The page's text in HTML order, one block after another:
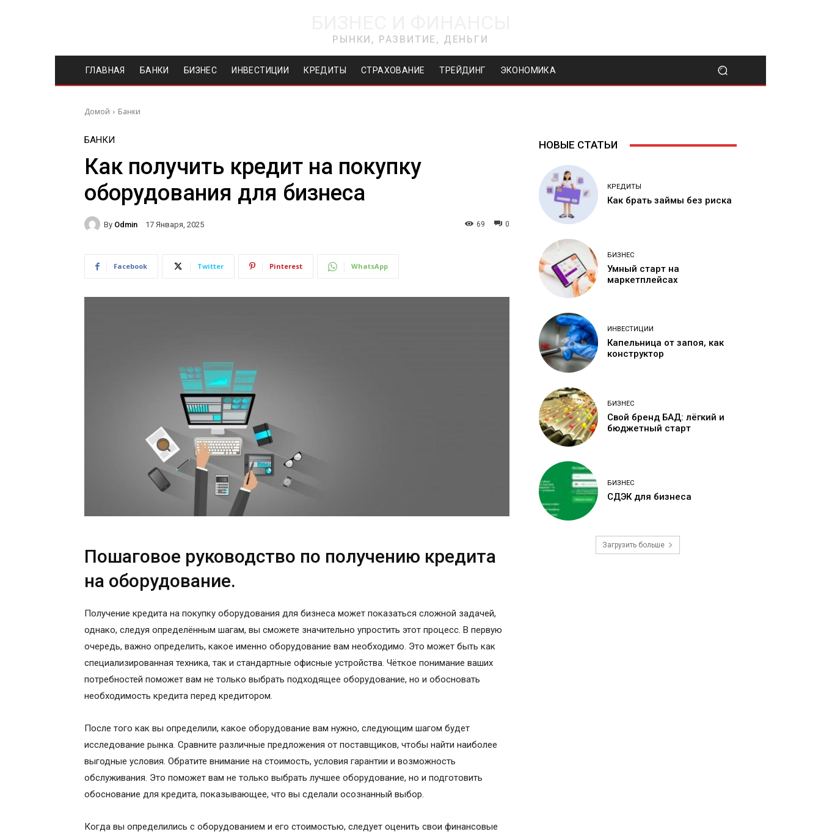
РЫНКИ, РАЗВИТИЕ, ДЕНЬГИ
ГЛАВНАЯ БАНКИ БИЗНЕС ИНВЕСТИЦИИ КРЕДИТЫ СТРАХОВАНИЕ ТРЕЙДИНГ ЭКОНОМИКА
Домой Банки
БАНКИ
Как получить кредит на покупку
оборудования для бизнеса
By Odmin 17 Января, 2025 0
69
Facebook Twitter Pinterest WhatsApp
Пошаговое руководство по получению кредита
на оборудование.
Получение кредита на покупку оборудования для бизнеса может показаться сложной задачей,
однако, следуя определённым шагам, вы сможете значительно упростить этот процесс. В первую
очередь, важно определить, какое именно оборудование вам необходимо. Это может быть как
специализированная техника, так и стандартные офисные устройства. Чёткое понимание ваших
потребностей поможет вам не только выбрать подходящее оборудование, но и обосновать
необходимость кредита перед кредитором.
После того как вы определили, какое оборудование вам нужно, следующим шагом будет
исследование рынка. Сравните различные предложения от поставщиков, чтобы найти наиболее
выгодные условия. Обратите внимание на стоимость, условия гарантии и возможность
обслуживания. Это поможет вам не только выбрать лучшее оборудование, но и подготовить
обоснование для кредита, показывающее, что вы сделали осознанный выбор.
Когда вы определились с оборудованием и его стоимостью, следует оценить свои финансовые
НОВЫЕ СТАТЬИ
КРЕДИТЫ
Как брать займы без риска
БИЗНЕС
Умный старт на
маркетплейсах
ИНВЕСТИЦИИ
Капельница от запоя, как
конструктор
БИЗНЕС
Свой бренд БАД: лёгкий и
бюджетный старт
БИЗНЕС
СДЭК для бизнеса
Загрузить больше